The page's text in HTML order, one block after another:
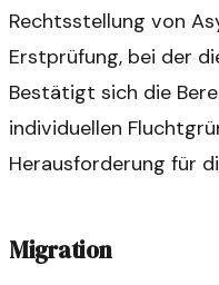
Rechtsstellung von
Erstprüfung, bei der
Bestätigt sich die
individuellen
Herausforderung für
Migration